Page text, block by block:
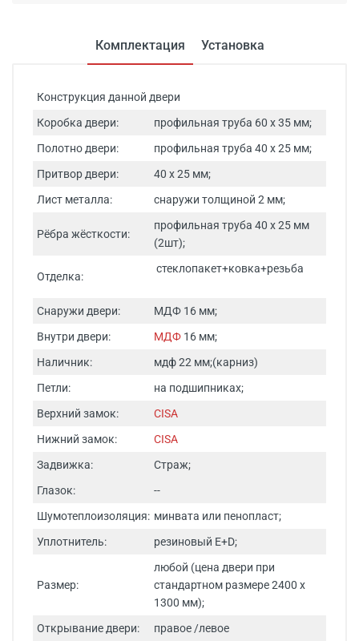
Комплектация Установка
Конструкция данной двери
Коробка двери:
профильная труба 60 х 35 мм;
Полотно двери:
профильная труба 40 х 25 мм;
Притвор двери:
40 х 25 мм;
Лист металла:
снаружи толщиной 2 мм;
Рёбра жёсткости:
профильная труба 40 х 25 мм
(2шт);
Отделка:
стеклопакет+ковка+резьба
Снаружи двери:
МДФ 16 мм;
Внутри двери:
МДФ 16 мм;
Наличник:
мдф 22 мм;(карниз)
Петли:
на подшипниках;
Верхний замок:
CISA
Нижний замок:
CISA
Задвижка:
Страж;
Глазок:
--
Шумотеплоизоляция: минвата или пенопласт;
Уплотнитель:
резиновый E+D;
Размер:
любой (цена двери при
стандартном размере 2400 х
1300 мм);
Открывание двери:
правое /левое